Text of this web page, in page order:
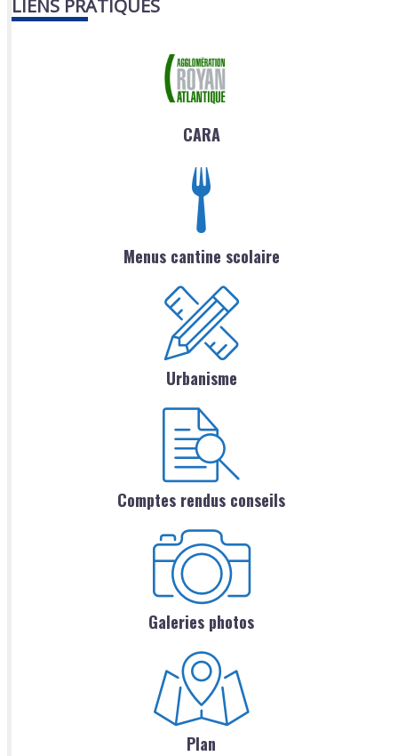
LIENS PRATIQUES
CARA
Menus cantine scolaire
Urbanisme
Comptes rendus conseils
Galeries photos
Plan